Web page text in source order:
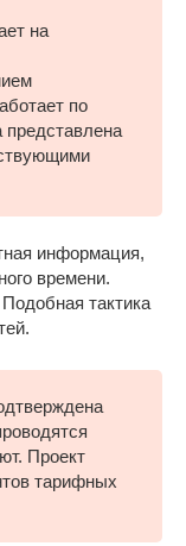
на
по
информация,
времени.
тактика
Проект
тарифных